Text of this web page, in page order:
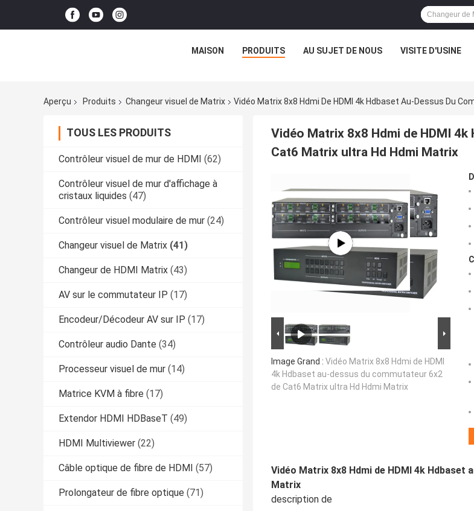
MAISON PRODUITS AU SUJET DE NOUS VISITE D'USINE
Aperçu Produits Changeur visuel de Matrix Vidéo Matrix 8x8 Hdmi De HDMI 4k Hdbaset Au-Dessus Du
TOUS LES PRODUITS
Contrôleur visuel de mur de HDMI (62)
Contrôleur visuel de mur d'affichage à
cristaux liquides (47)
Contrôleur visuel modulaire de mur (24)
Changeur visuel de Matrix (41)
Changeur de HDMI Matrix (43)
AV sur le commutateur IP (17)
Encodeur/Décodeur AV sur IP (17)
Contrôleur audio Dante (34)
Processeur visuel de mur (14)
Matrice KVM à fibre (17)
Extendor HDMI HDBaseT (49)
HDMI Multiviewer (22)
Câble optique de fibre de HDMI (57)
Prolongateur de fibre optique (71)
Vidéo Matrix 8x8 Hdmi de HDMI
Cat6 Matrix ultra Hd Hdmi Matrix
Image Grand : Vidéo Matrix 8x8 Hdmi de HDMI
4k Hdbaset au-dessus du commutateur 6x2
de Cat6 Matrix ultra Hd Hdmi Matrix
Vidéo Matrix 8x8 Hdmi de HDMI 4k
Matrix
description de